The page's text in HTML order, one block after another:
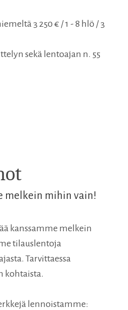
3 250 € / 1 - 8 hlö / 3
sekä lentoajan n. 55
melkein mihin vain!
kanssamme melkein
tilauslentoja
Tarvittaessa
kohtaista.
lennoistamme: